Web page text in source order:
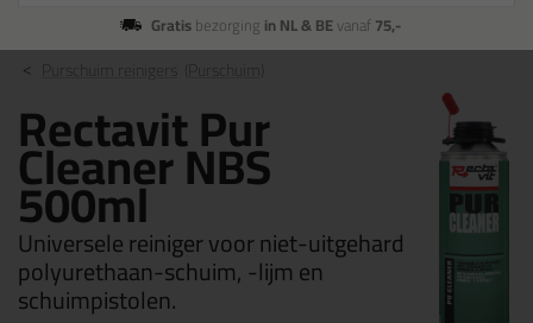
Gratisbezorging in NL & BEvanaf75,-
Rectavit Pur
Cleaner NBS
500ml
Universele reiniger voor niet-uitgehard
polyurethaan-schuim, -lijm en
schuimpistolen.